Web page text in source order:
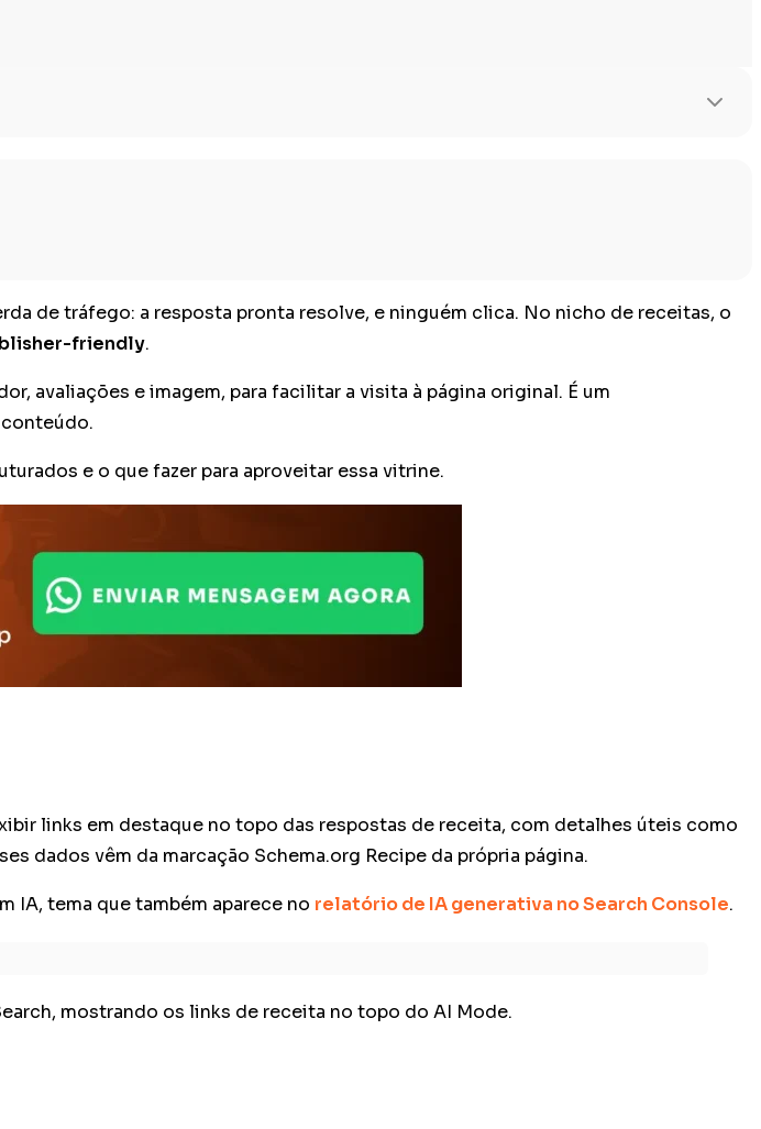
de tráfego: a resposta pronta resolve, e ninguém clica. No nicho de receitas, o
friendly.
avaliações e imagem, para facilitar a visita à página original. É um
e o que fazer para aproveitar essa vitrine.
links em destaque no topo das respostas de receita, com detalhes úteis como
dados vêm da marcação Schema.org Recipe da própria página.
IA, tema que também aparece no relatório de IA generativa no Search Console.
mostrando os links de receita no topo do AI Mode.